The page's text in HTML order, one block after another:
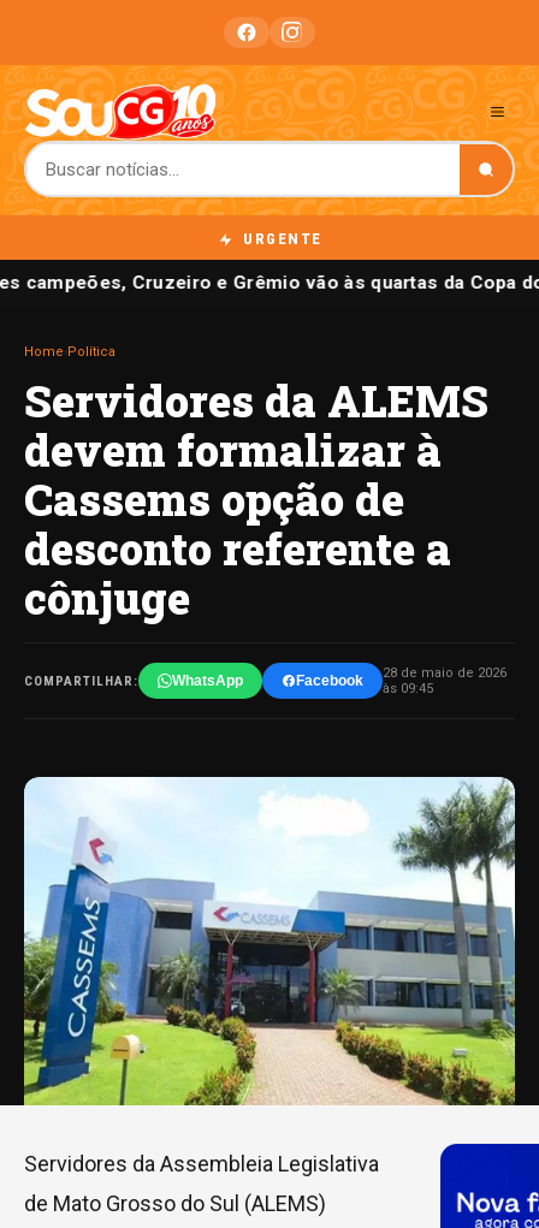
URGENTE
campeões, Cruzeiro e Grêmio vão às quartas da Copa
Home Política
Servidores da ALEMS
devem formalizar à
Cassems opção de
desconto referente a
cônjuge
COMPARTILHAR: WhatsApp Facebook
28 de maio de 2026
às 09:45
Servidores da Assembleia Legislativa
de Mato Grosso do Sul (ALEMS)